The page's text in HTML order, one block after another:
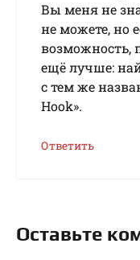
Вы меня не
не можете, но
возможность,
ещё лучше:
с тем же
Hook».
Ответить
Оставьте